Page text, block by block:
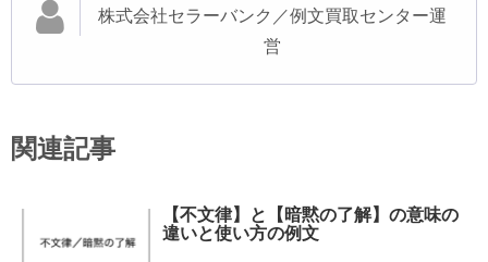
株式会社セラーバンク／例文買取センター運
営
関連記事
【不文律】と【暗黙の了解】の意味の
違いと使い方の例文